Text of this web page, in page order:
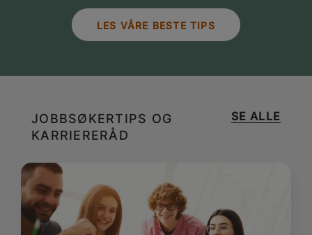
LES VÅRE BESTE TIPS
JOBBSØKERTIPS OG
KARRIERERÅD
SE ALLE